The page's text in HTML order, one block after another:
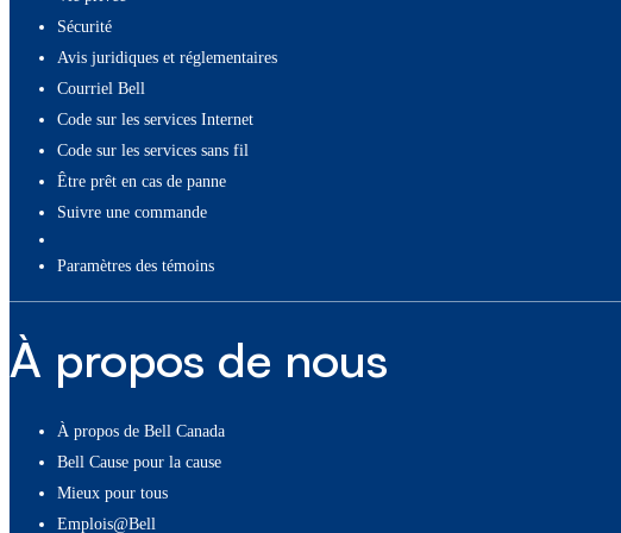
Sécurité
Avis juridiques et réglementaires
Courriel Bell
Code sur les services Internet
Code sur les services sans fil
Être prêt en cas de panne
Suivre une commande
paramètres des témoins
À propos de nous
À propos de Bell Canada
Bell Cause pour la cause
Mieux pour tous
Emplois@Bell